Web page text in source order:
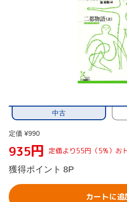
中古
定価 ¥990
935円 定価より55円（5%）お
獲得ポイント 8P
カートに追